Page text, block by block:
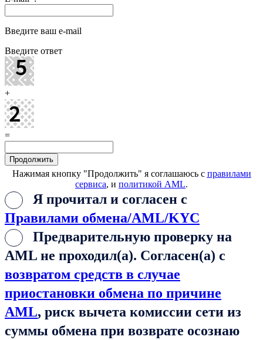
Введите ваш e-mail
Введите ответ
+
=
Нажимая кнопку "Продолжить" я соглашаюсь с правилами
сервиса, и политикой AML.
Я прочитал и согласен с
Правилами обмена/AML/KYC
Предварительную проверку на
AML не проходил(а). Согласен(а) с
возвратом средств в случае
приостановки обмена по причине
AML, риск вычета комиссии сети из
суммы обмена при возврате осознаю